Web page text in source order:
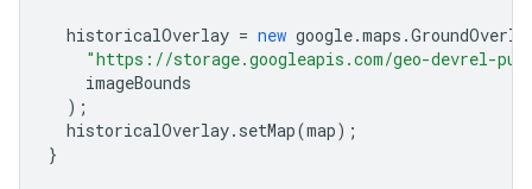
historicalOverlay = new google.maps .
"https://storage.googleapis.com/geo-devrel-
imageBounds
);
historicalOverlay. setMap(map);
}